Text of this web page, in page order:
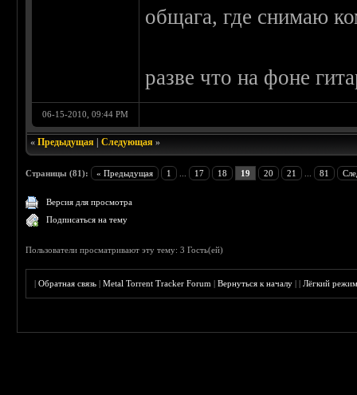
общага, где снимаю
разве что на фоне
06-15-2010, 09:44 PM
«Предыдущая |Следующая »
Страницы (81): « Предыдущая 1 17 18 19 20 21 81
Версия для просмотра
Подписаться на тему
Пользователи просматривают эту тему: 3 Гость(ей)
|Обратная связь |Metal Torrent Tracker Forum |Вернуться к началу ||Лёгкий